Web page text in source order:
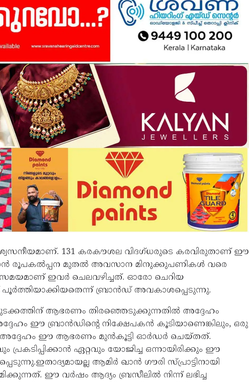
131 കരകൗശല വിദഗ്ധരുടെ കരവിരുതാണ് ഈ
രൂപകൽപ്പന മുതൽ അവസാന മിനുക്കുപണികൾ വരെ
സമയമാണ് ഇവർ ചെലവഴിച്ചത്. ഓരോ ചെറിയ
ബ്രാൻഡ് അവകാശപ്പെടുന്നു.
ആഭരണം തിരഞ്ഞെടുക്കുന്നതിൽ അദ്ദേഹം
ഈ ബ്രാൻഡിന്റെ നിക്ഷേപകൻ കൂടിയാണെങ്കിലും, ഒരു
ഈ ആഭരണം മുൻകൂട്ടി ഓർഡർ ചെയ്തത്.
ഏറ്റവും യോജിച്ച ഒന്നായിരിക്കും ഈ
ആമിർ ഖാൻ ഗൗരി സ്പ്രാട്ടിനായി
ഈ വർഷം ആദ്യം ബ്രസീലിൽ നിന്ന് ലഭിച്ച